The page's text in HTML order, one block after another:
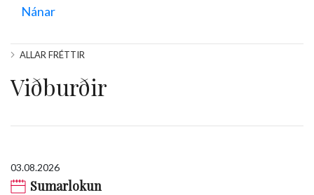
Nánar
ALLAR FRÉTTIR
Viðburðir
03.08.2026
Sumarlokun